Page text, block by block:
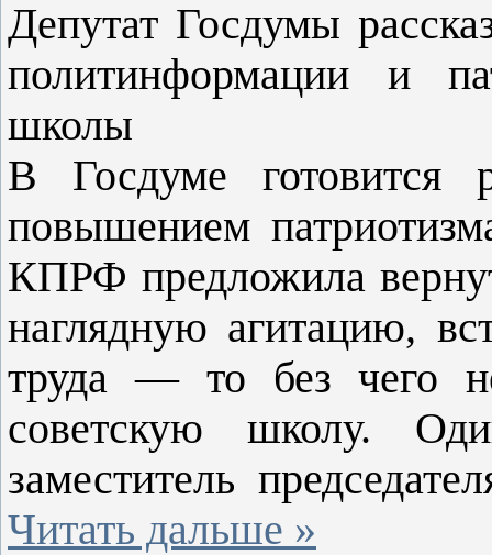
Депутат Госдумы
политинформации и
школы
В Госдуме готовится
повышением
КПРФ предложила
наглядную агитацию,
труда — то без чего
советскую школу.
заместитель
Читать дальше »